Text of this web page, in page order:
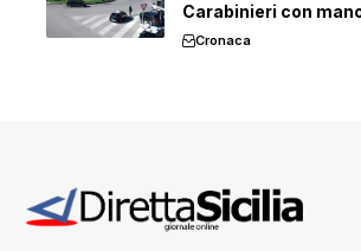
Carabinieri con
Cronaca